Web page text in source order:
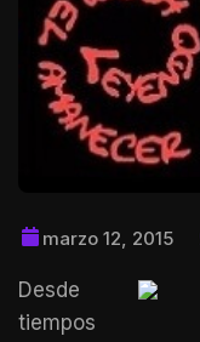
marzo 12, 2015
Desde
tiempos